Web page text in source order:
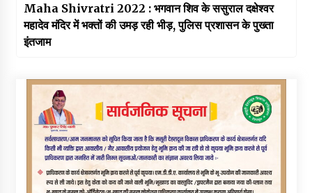
Maha Shivratri 2022 : भगवान शिव के ससुराल दक्षेश्वर
महादेव मंदिर में भक्तों की उमड़ रही भीड़, पुलिस प्रशासन के पुख्ता
इंतजाम